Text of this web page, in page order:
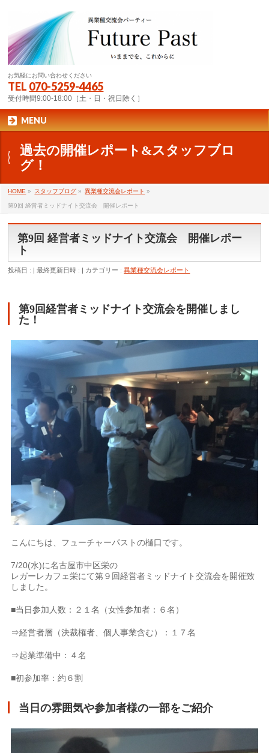
お気軽にお問い合わせください
TEL 070-5259-4465
受付時間9:00-18:00［土・日・祝日除く］
MENU
過去の開催レポート&スタッフブロ
グ！
HOME » スタッフブログ » 異業種交流会レポート »
第9回 経営者ミッドナイト交流会 開催レポート
第9回 経営者ミッドナイト交流会 開催レポー
ト
投稿日 : 最終更新日時 : カテゴリー :異業種交流会レポート
第9回経営者ミッドナイト交流会を開催しまし
た！
こんにちは、フューチャーパストの樋口です。
7/20(水)に名古屋市中区栄の
レガーレカフェ栄にて第９回経営者ミッドナイト交流会を開催致
しました。
■当日参加人数：２１名（女性参加者：６名）
⇒経営者層（決裁権者、個人事業含む）：１７名
⇒起業準備中：４名
■初参加率：約６割
当日の雰囲気や参加者様の一部をご紹介